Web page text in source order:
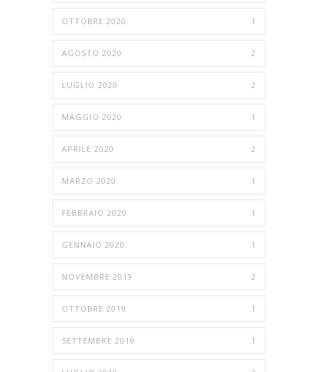
OTTOBRE 2020 1
AGOSTO 2020 2
LUGLIO 2020 2
MAGGIO 2020 1
APRILE 2020 2
MARZO 2020 1
FEBBRAIO 2020 1
GENNAIO 2020 1
NOVEMBRE 2019 2
OTTOBRE 2019 1
SETTEMBRE 2019 1